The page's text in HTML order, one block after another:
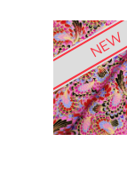
NEW